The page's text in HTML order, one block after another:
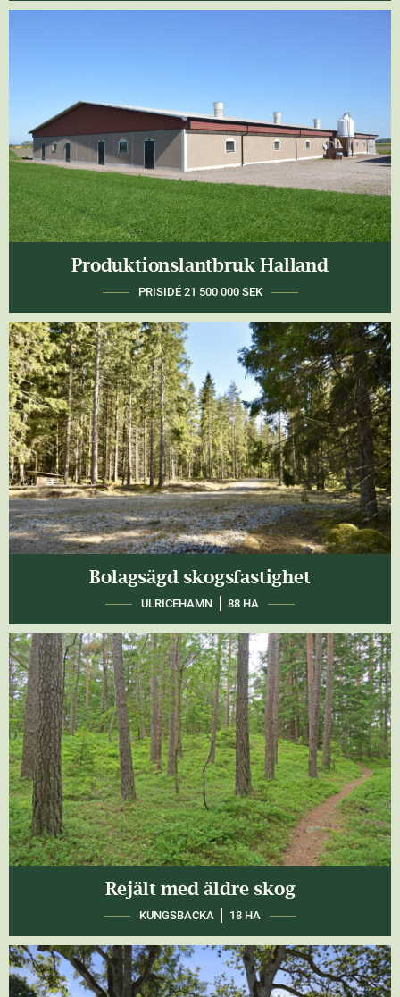
Produktionslantbruk Halland
LAHOLM 28 HA
Bolagsägd skogsfastighet
ULRICEHAMN 88 HA
Rejält med äldre skog
KUNGSBACKA 18 HA